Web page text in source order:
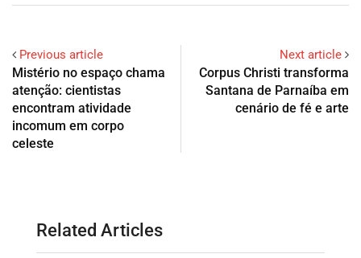
Previous article
Mistério no espaço chama
atenção: cientistas
encontram atividade
incomum em corpo
celeste
Next article
Corpus Christi transforma
Santana de Parnaíba em
cenário de fé e arte
Related Articles